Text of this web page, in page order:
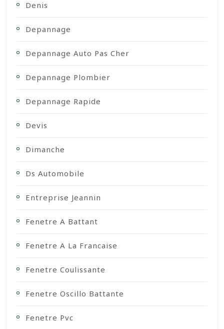
Denis
Depannage
Depannage Auto Pas Cher
Depannage Plombier
Depannage Rapide
Devis
Dimanche
Ds Automobile
Entreprise Jeannin
Fenetre A Battant
Fenetre A La Francaise
Fenetre Coulissante
Fenetre Oscillo Battante
Fenetre Pvc